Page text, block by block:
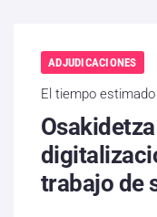
ADJUDICACIONES
El tiempo
trabajo de